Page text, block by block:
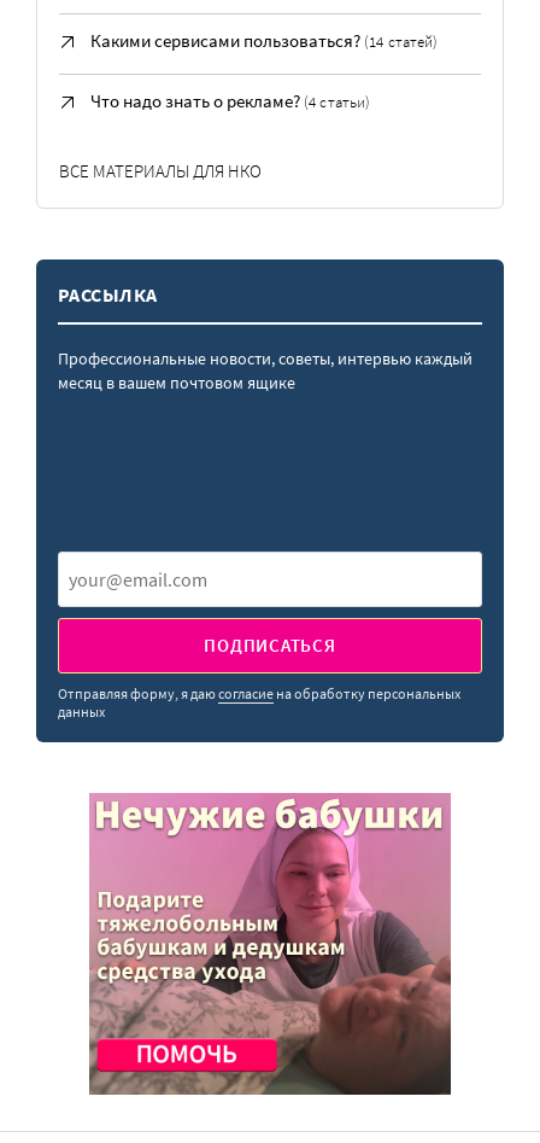
Какими сервисами пользоваться? (14 статей)
Что надо знать о рекламе? (4 статьи)
ВСЕ МАТЕРИАЛЫ ДЛЯ НКО
РАССЫЛКА
Профессиональные новости, советы, интервью каждый
месяц в вашем почтовом ящике
ПОДПИСАТЬСЯ
Отправляя форму, я даюсогласие на обработку персональных
данных